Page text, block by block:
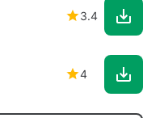
3.4
4